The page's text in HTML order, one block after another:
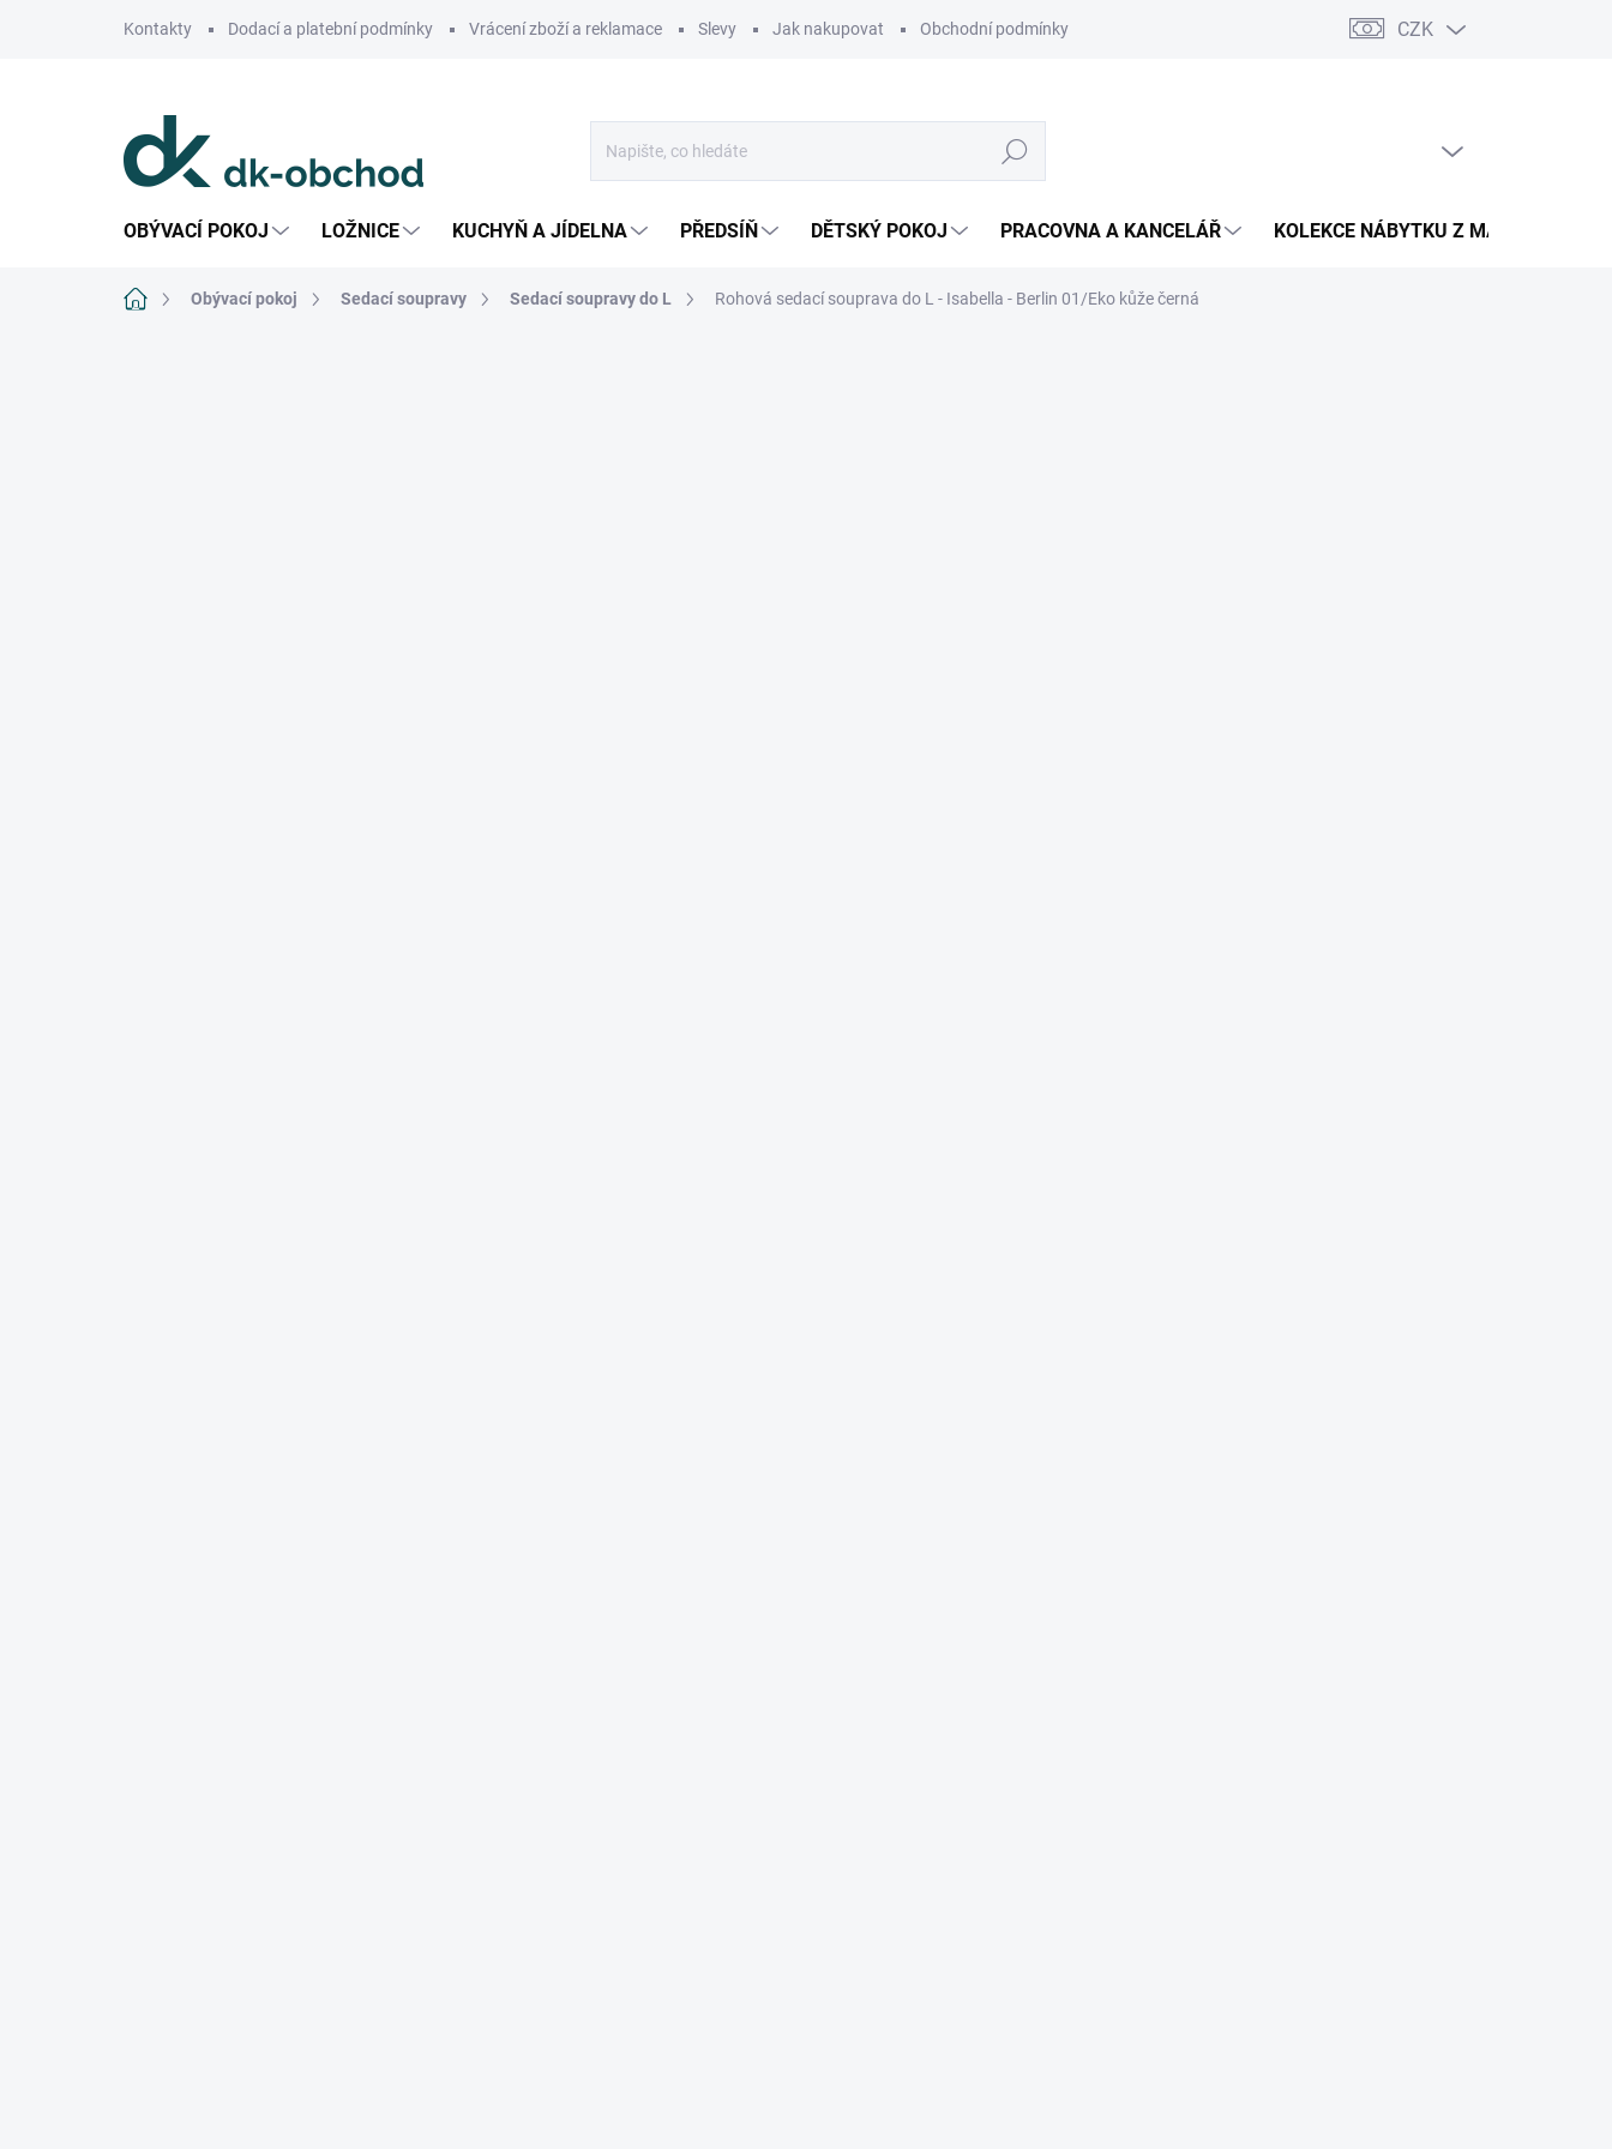
Kontakty Dodací a platební podmínky Vrácení zboží a reklamace Slevy Jak nakupovat Obchodní podmínky Podmínky ochrany osobních údajů Pojištění zásilky
CZK
Hledat
OBÝVACÍ POKOJ LOŽNICE KUCHYŇ A JÍDELNA PŘEDSÍŇ DĚTSKÝ POKOJ PRACOVNA A KANCELÁŘ KOLEKCE NÁBYTKU Z MASIVU
Domů Obývací pokoj Sedací soupravy Sedací soupravy do L Rohová sedací souprava do L - Isabella - Berlin 01/Eko kůže černá